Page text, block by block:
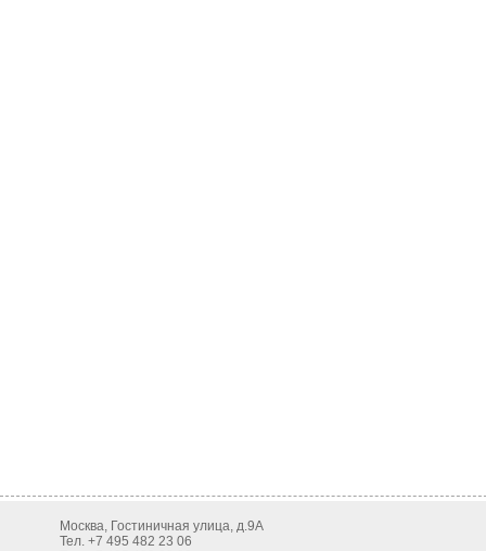
Москва, Гостиничная улица, д.9А
Тел. +7 495 482 23 06